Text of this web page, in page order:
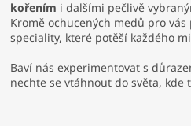
kořením i dalšími pečlivě
Kromě ochucených medů pro
speciality, které potěší každého
Baví nás experimentovat s
nechte se vtáhnout do světa, kde